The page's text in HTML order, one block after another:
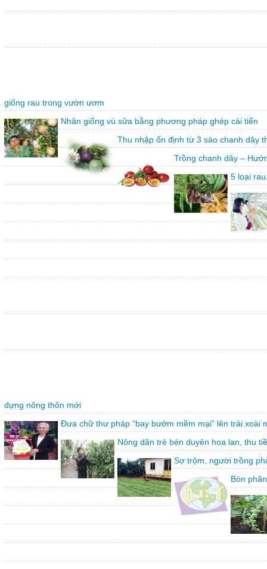
giống rau trong vườn ươm
Nhân giống vú sữa bằng phương pháp ghép cải tiến
Thu nhập ổn định từ 3 sào chanh dây
Trồng chanh dây –
5 loại
dựng nông thôn mới
Đưa chữ thư pháp “bay bướm mềm mại” lên trái xoài
Nông dân trẻ bén duyên hoa lan, thu
Sợ trộm, người trồng
Bón